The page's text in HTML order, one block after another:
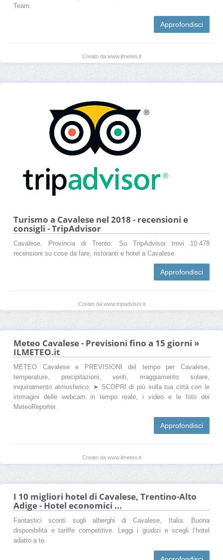
Team.
Approfondisci
Creato da www.ilmeteo.it
Turismo a Cavalese nel 2018 - recensioni e
consigli - TripAdvisor
Cavalese, Provincia di Trento: Su TripAdvisor trovi 10.478
recensioni su cose da fare, ristoranti e hotel a Cavalese.
Approfondisci
Creato da www.tripadvisor.it
Meteo Cavalese - Previsioni fino a 15 giorni »
ILMETEO.it
METEO Cavalese e PREVISIONI del tempo per Cavalese,
temperature, precipitazioni, venti, irraggiamento solare,
inquinamento atmosferico. ➤ SCOPRI di più sulla tua città con le
immagini delle webcam in tempo reale, i video e le foto dei
MeteoReporter.
Approfondisci
Creato da www.ilmeteo.it
I 10 migliori hotel di Cavalese, Trentino-Alto
Adige - Hotel economici ...
Fantastici sconti sugli alberghi di Cavalese, Italia. Buona
disponibilità e tariffe competitive. Leggi i giudizi e scegli l’hotel
adatto a te.